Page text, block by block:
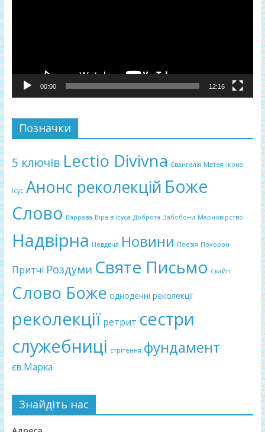
00:00 12:16
Позначки
5 ключів Lectio Divivna Євангелія Матея Ікона
Ісус Анонс реколекцій Боже
Слово Варрава Віра в Ісуса Доброта Забобони Марновірство
Надвірна Невдвча Новини Поезія Похорон
Притчі Роздуми Святе Письмо Скайп
Слово Боже одноденні реколекції
реколекції ретрит сестри
служебниці стрітення фундамент
єв.Марка
Знайдіть нас